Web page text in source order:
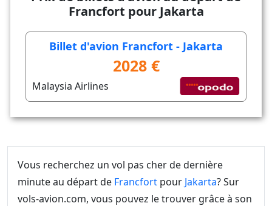
Francfort pour Jakarta
Billet d'avion Francfort - Jakarta
2028 €
Malaysia Airlines
Vous recherchez un vol pas cher de dernière
minute au départ de Francfort pour Jakarta? Sur
vols-avion.com, vous pouvez le trouver grâce à son